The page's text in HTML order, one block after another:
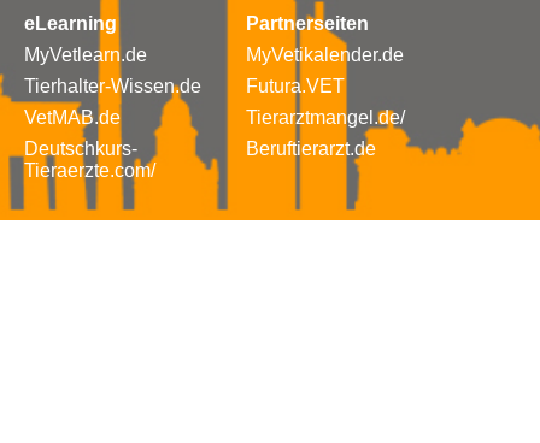
eLearning
MyVetlearn.de
Tierhalter-Wissen.de
VetMAB.de
Deutschkurs-
Tieraerzte.com/
Partnerseiten
MyVetikalender.de
Futura.VET
Tierarztmangel.de/
Beruftierarzt.de